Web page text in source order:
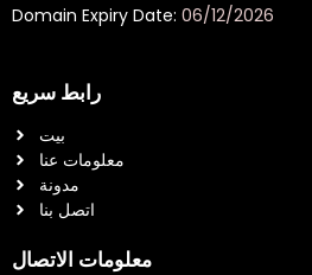
Domain Expiry Date: 06/12/2026
رابط سريع
بيت
معلومات عنا
مدونة
اتصل بنا
معلومات الاتصال